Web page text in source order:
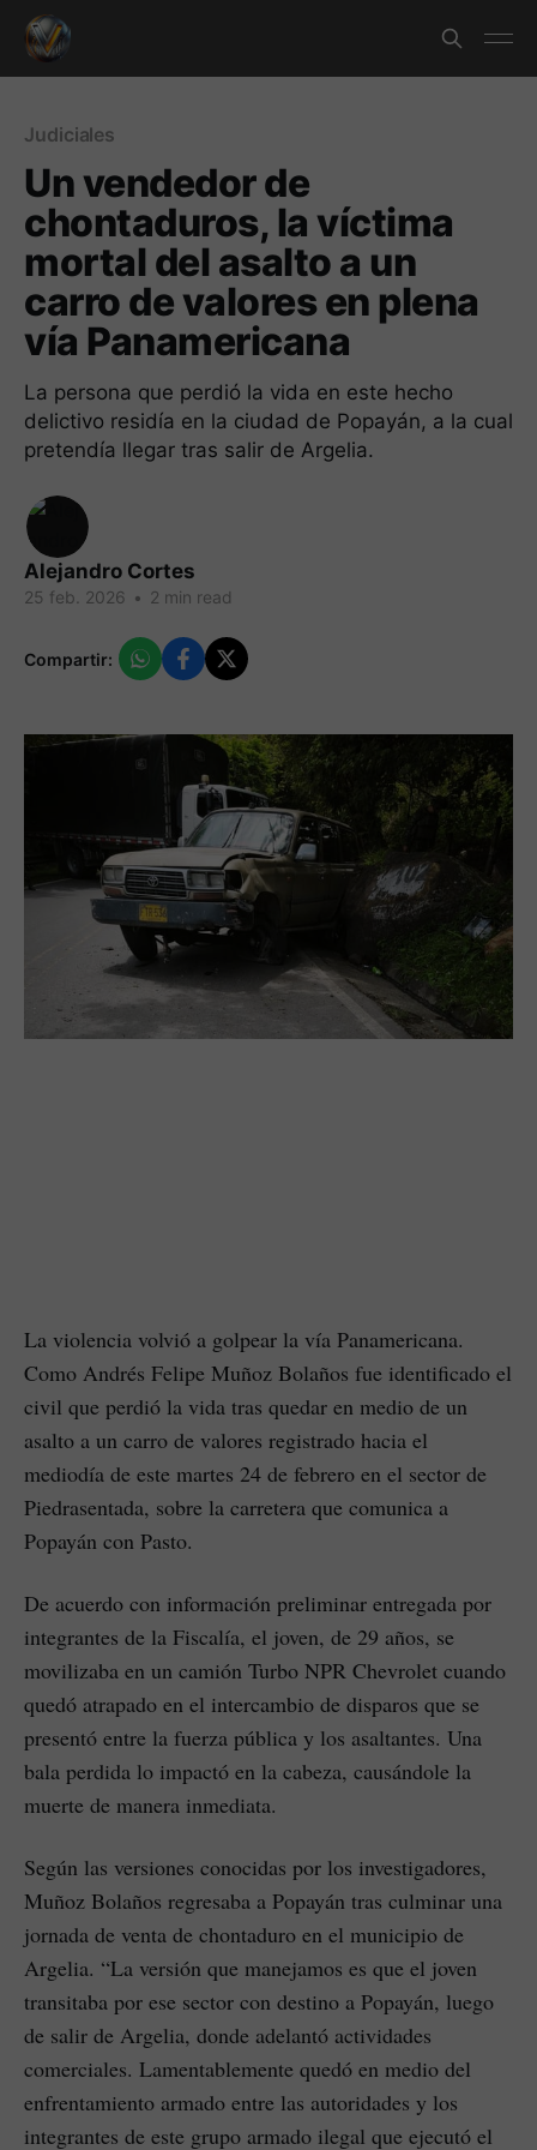
Judiciales
Un vendedor de
chontaduros, la víctima
mortal del asalto a un
carro de valores en plena
vía Panamericana
La persona que perdió la vida en este hecho
delictivo residía en la ciudad de Popayán, a la cual
pretendía llegar tras salir de Argelia.
Alejandro Cortes
25 feb. 2026 • 2 min read
Compartir:
La violencia volvió a golpear la vía Panamericana.
Como Andrés Felipe Muñoz Bolaños fue identificado el
civil que perdió la vida tras quedar en medio de un
asalto a un carro de valores registrado hacia el
mediodía de este martes 24 de febrero en el sector de
Piedrasentada, sobre la carretera que comunica a
Popayán con Pasto.
De acuerdo con información preliminar entregada por
integrantes de la Fiscalía, el joven, de 29 años, se
movilizaba en un camión Turbo NPR Chevrolet cuando
quedó atrapado en el intercambio de disparos que se
presentó entre la fuerza pública y los asaltantes. Una
bala perdida lo impactó en la cabeza, causándole la
muerte de manera inmediata.
Según las versiones conocidas por los investigadores,
Muñoz Bolaños regresaba a Popayán tras culminar una
jornada de venta de chontaduro en el municipio de
Argelia. “La versión que manejamos es que el joven
transitaba por ese sector con destino a Popayán, luego
de salir de Argelia, donde adelantó actividades
comerciales. Lamentablemente quedó en medio del
enfrentamiento armado entre las autoridades y los
integrantes de este grupo armado ilegal que ejecutó el